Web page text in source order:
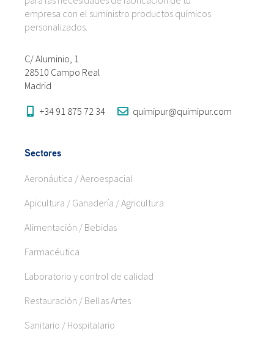
empresa con el suministro productos químicos
personalizados.
C/ Aluminio, 1
28510 Campo Real
Madrid
+34 91 875 72 34 quimipur@quimipur.com
Sectores
Aeronáutica / Aeroespacial
Apicultura / Ganadería / Agricultura
Alimentación / Bebidas
Farmacéutica
Laboratorio y control de calidad
Restauración / Bellas Artes
Sanitario / Hospitalario